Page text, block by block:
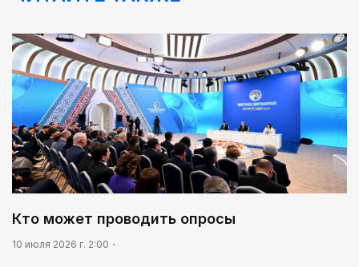
Пора получать из пшеницы не только муку...
02:00
Требования к профессионализму повышаются
09:20
Леонардо Ди Каприо и глава Amazon
анонсировали совместный проект
08:46
выделили на водоснабжение сел в СКО
Кто может проводить опросы
10 июля 2026 г. 2:00